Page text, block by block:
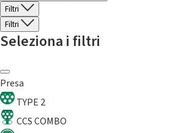
Filtri
Filtri
Seleziona i filtri
Presa
TYPE 2
CCS COMBO